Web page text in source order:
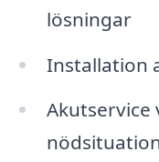
lösningar
Installation
Akutservice